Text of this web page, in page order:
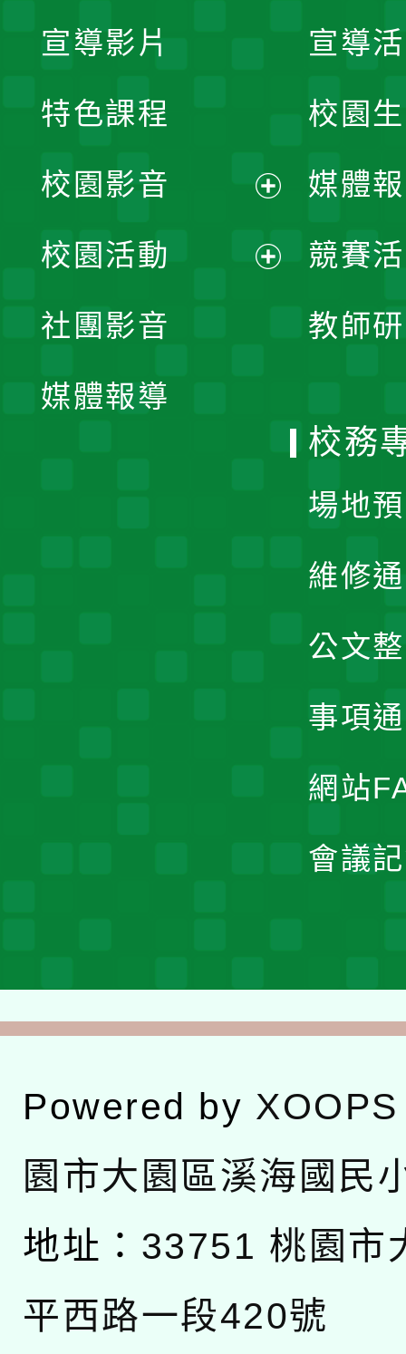
宣導
校園
媒體
競賽
教師
宣導影片
特色課程
校園影音
開
校園活動
社團影音
媒體報導
校務
場地
維修
公文
事項
網站
會議
Powered by XOOPS
園市大園區溪海國民
地址： 33751 桃園市
平西路一段420號